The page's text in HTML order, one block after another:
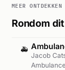
MEER ONTDEKKEN
Rondom
🚑
Jacob